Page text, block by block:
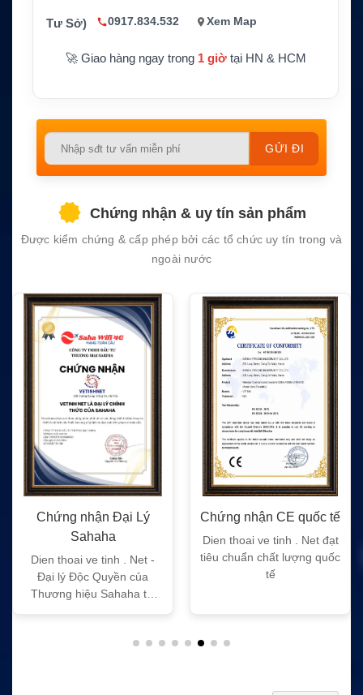
Tính năng
Ổn định 3 trục, single cable, AptusNX, rem
Tư Sở) 0917.834.532 Xem Map
🚀 Giao hàng ngay trong 1 giờtại HN & HCM
Please
empty.
Chứng nhận & uy tín sản phẩm
Được kiểm chứng & cấp phép bởi các tổ chức uy tín trong và
ngoài nước
Chứng nhận Đại Lý
Sahaha
Dien thoai ve tinh . Net -
Đại lý Độc Quyền của
Thương hiệu Sahaha tại
Chứng nhận CE quốc tế
Dien thoai ve tinh . Net đạt
tiêu chuẩn chất lượng quốc
tế